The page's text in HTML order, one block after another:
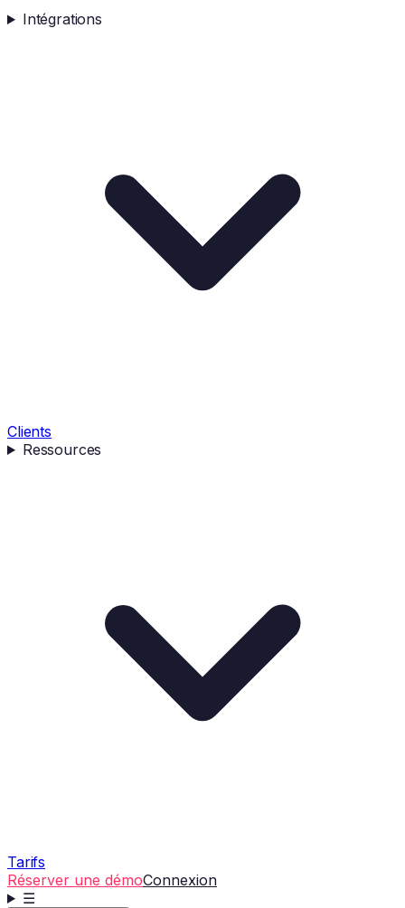
Intégrations
Clients
Ressources
Tarifs
Réserver une démoConnexion
☰